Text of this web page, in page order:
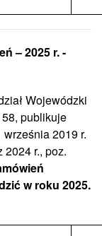
– 2025 r. -
Wojewódzki
publikuje
2019 r.
r., poz.
w roku 2025.